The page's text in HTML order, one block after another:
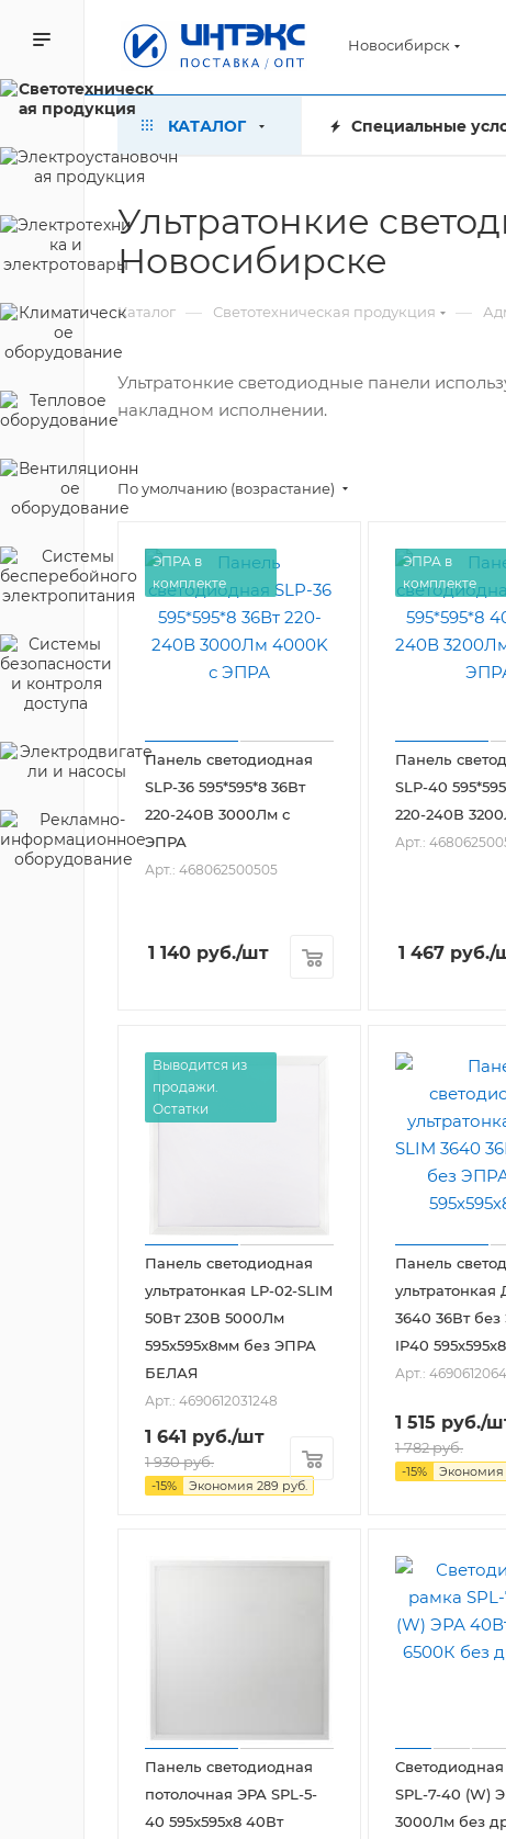
Новосибирск
КАТАЛОГ Специальные
Ультратонкие
Новосибирске
Каталог — Светотехническая продукция —
Ультратонкие светодиодные панели
накладном исполнении.
По умолчанию (возрастание)
ЭПРА в
комплекте
Панель светодиодная
SLP-36 595*595*8 36Вт
220-240В 3000Лм с
ЭПРА
Арт.: 468062500505
1 140 руб./шт
ЭПРА в
комплекте
Панель
SLP-40
220-240В
Арт.:
1 467 руб./
Выводится из
продажи.
Остатки
Панель светодиодная
ультратонкая LP-02-SLIM
50Вт 230В 5000Лм
595х595х8мм без ЭПРА
БЕЛАЯ
Арт.: 4690612031248
1 641 руб./шт
1 930руб.
-15% Экономия 289 руб.
Панель
ультратонкая
3640 36Вт
IP40
Арт.:
1 515 руб./
1 782руб.
-15% Экономия
Панель светодиодная
потолочная ЭРА SPL-5-
40 595x595x8 40Вт
SPL-7-40 (W)
3000Лм без